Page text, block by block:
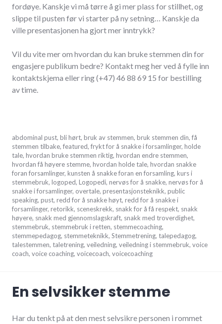
fordøye. Kanskje vi må tørre å gi mer plass for stillhet, og
slippe til pusten før vi starter på ny setning… Kanskje da
ville presentasjonen ha gjort mer inntrykk?
Vil du vite mer om hvordan du kan bruke stemmen din for
engasjere publikum bedre? Kontakt meg her ved å fylle inn
kontaktskjema eller ring (+47) 46 88 69 15 for bestilling
av time.
oktober
5,
2017
abdominal pust, bli hørt, bruk av stemmen, bruk stemmen din, få
stemmen tilbake, featured, frykt for å snakke i forsamlinger, holde
tale, hvordan bruke stemmen riktig, hvordan endre stemmen,
hvordan få høyere stemme, hvordan holde tale, hvordan snakke
foran forsamlinger, kunsten å snakke foran en forsamling, kurs i
stemmebruk, logoped, Logopedi, nervøs for å snakke, nervøs for å
snakke i forsamlinger, overtale, presentasjonsteknikk, public
speaking, pust, redd for å snakke høyt, redd for å snakke i
forsamlinger, retorikk, sceneskrekk, snakk for å få respekt, snakk
høyere, snakk med gjennomslagskraft, snakk med troverdighet,
stemmebruk, stemmebruk i retten, stemmecoaching,
stemmepedagog, stemmeteknikk, Stemmetrening, talepedagog,
talestemmen, taletrening, veiledning, veiledning i stemmebruk, voice
coach, voice coaching, voicecoach, voicecoaching
En selvsikker stemme
Har du tenkt på at den mest selvsikre personen i rommet